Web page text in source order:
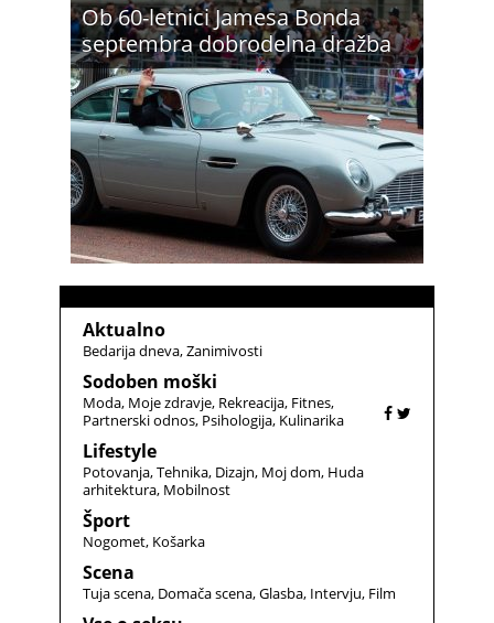
Ob 60-letnici Jamesa Bonda
septembra dobrodelna dražba
Aktualno
Bedarija dneva Zanimivosti
Sodoben moški
Moda Moje zdravje Rekreacija Fitnes
Partnerski odnos Psihologija Kulinarika
Lifestyle
Potovanja Tehnika Dizajn Moj dom Huda
arhitektura Mobilnost
Šport
Nogomet Košarka
Scena
Tuja scena Domača scena Glasba Intervju Film